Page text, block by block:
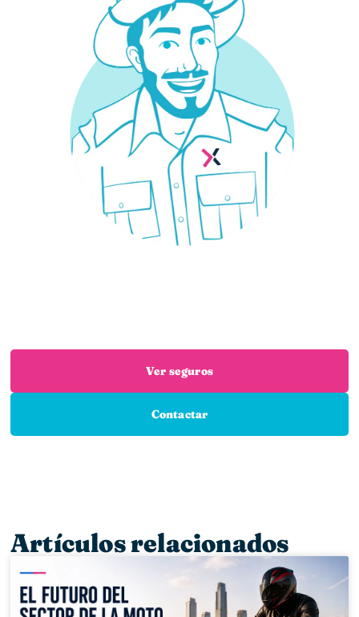
¿Necesitas un seguro?
Ver seguros
Contactar
Artículos relacionados